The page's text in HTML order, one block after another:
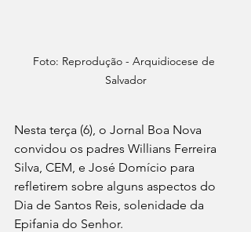
Foto: Reprodução - Arquidiocese de
Salvador
Nesta terça (6), o Jornal Boa Nova
convidou os padres Willians Ferreira
Silva, CEM, e José Domício para
refletirem sobre alguns aspectos do
Dia de Santos Reis, solenidade da
Epifania do Senhor.